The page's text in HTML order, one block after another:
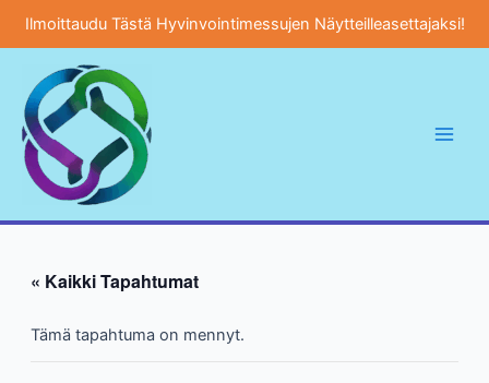
Ilmoittaudu Tästä Hyvinvointimessujen Näytteilleasettajaksi!
sisältöön
« Kaikki Tapahtumat
Tämä tapahtuma on mennyt.